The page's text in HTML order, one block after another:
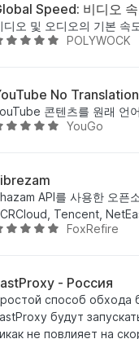
Speed: 비디오
디오 및 오디오의 기본 속
POLYWOCK
No Translation
콘텐츠를 원래 언
YouGo
API를 사용한 오픈
Tencent,
FoxRefire
- Россия
способ обхода
будут
не повлияет на